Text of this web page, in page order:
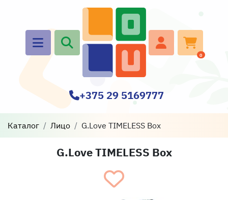
0
+375 29 5169777
Каталог Лицо G.Love TIMELESS Box
G.Love TIMELESS Box